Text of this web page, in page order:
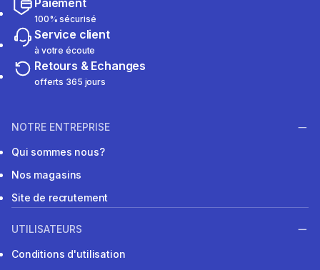
100% sécurisé
Service client
à votre écoute
Retours & Echanges
offerts 365 jours
NOTRE ENTREPRISE
Qui sommes nous?
Nos magasins
Site de recrutement
UTILISATEURS
Conditions d'utilisation